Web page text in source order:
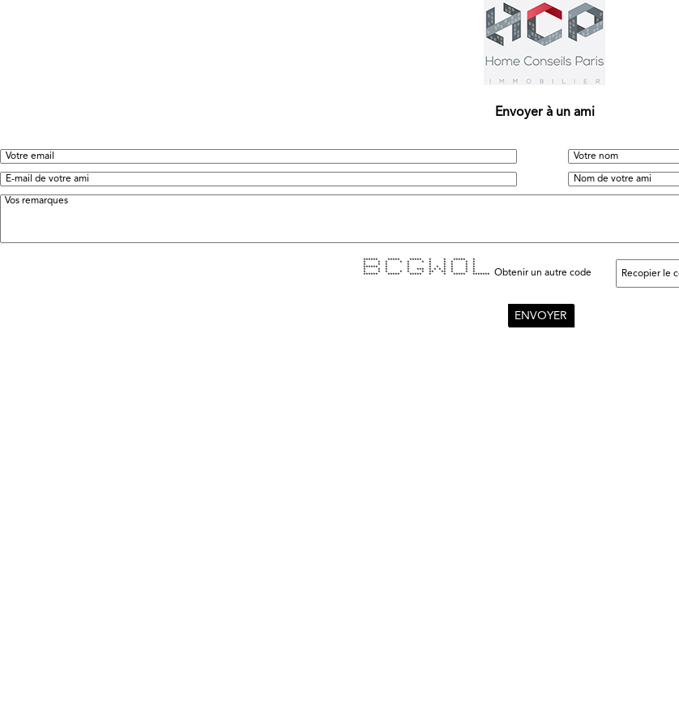
Envoyer à un ami
****** ***** ***** * * ***** *
* * * * * * * * * * *
* * * * * * * * *
****** * * * * * * * *
* * * * *** * * * * * * *
* * * * * * ** ** * * *
****** ***** ***** * * ***** ******* Obtenir un autre code